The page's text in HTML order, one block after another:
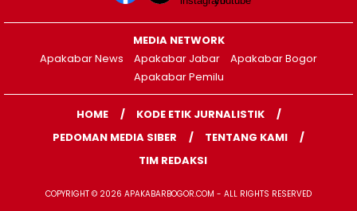
MEDIA NETWORK
Apakabar News
Apakabar Jabar
Apakabar Bogor
Apakabar Pemilu
HOME
KODE ETIK JURNALISTIK
PEDOMAN MEDIA SIBER
TENTANG KAMI
TIM REDAKSI
COPYRIGHT © 2026 APAKABARBOGOR.COM - ALL RIGHTS RESERVED